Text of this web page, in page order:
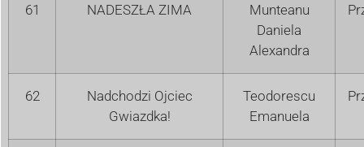
61 NADESZŁA ZIMA
Munteanu
Daniela
Alexandra
62
Nadchodzi Ojciec
Gwiazdka!
Teodorescu
Emanuela